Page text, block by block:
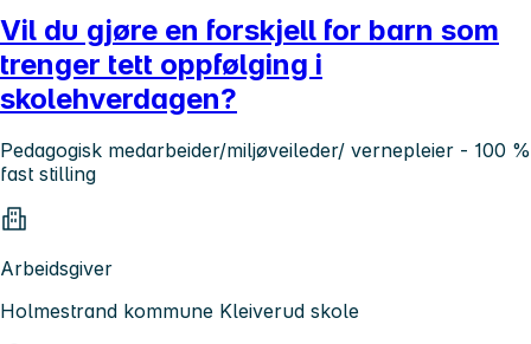
Vil du gjøre en forskjell for barn som
trenger tett oppfølging i
skolehverdagen?
Pedagogisk medarbeider/miljøveileder/ vernepleier - 100 %
fast stilling
Arbeidsgiver
Holmestrand kommune Kleiverud skole